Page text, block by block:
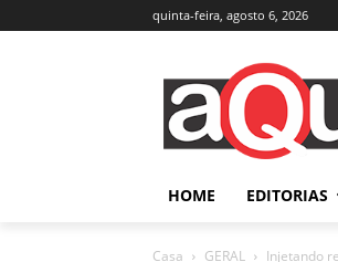
quinta-feira, agosto 6, 2026
HOME EDITORIAS
Casa GERAL Injetando